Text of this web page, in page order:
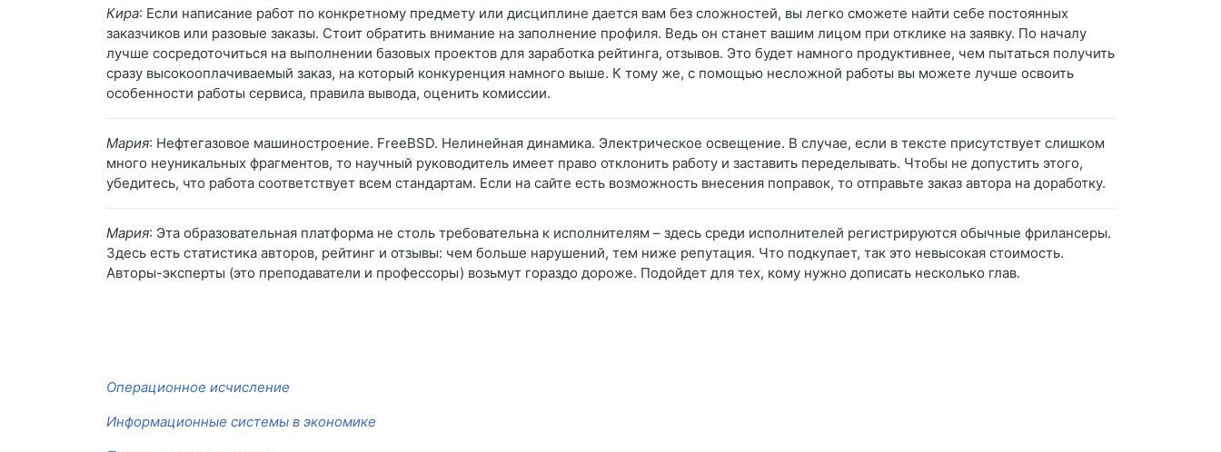
Кира: Если написание работ по конкретному предмету или дисциплине дается вам без сложностей, вы легко сможете найти себе постоянных
заказчиков или разовые заказы. Стоит обратить внимание на заполнение профиля. Ведь он станет вашим лицом при отклике на заявку. По началу
лучше сосредоточиться на выполнении базовых проектов для заработка рейтинга, отзывов. Это будет намного продуктивнее, чем пытаться получить
сразу высокооплачиваемый заказ, на который конкуренция намного выше. К тому же, с помощью несложной работы вы можете лучше освоить
особенности работы сервиса, правила вывода, оценить комиссии.
Мария: Нефтегазовое машиностроение. FreeBSD. Нелинейная динамика. Электрическое освещение. В случае, если в тексте присутствует слишком
много неуникальных фрагментов, то научный руководитель имеет право отклонить работу и заставить переделывать. Чтобы не допустить этого,
убедитесь, что работа соответствует всем стандартам. Если на сайте есть возможность внесения поправок, то отправьте заказ автора на доработку.
Мария: Эта образовательная платформа не столь требовательна к исполнителям – здесь среди исполнителей регистрируются обычные фрилансеры.
Здесь есть статистика авторов, рейтинг и отзывы: чем больше нарушений, тем ниже репутация. Что подкупает, так это невысокая стоимость.
Авторы-эксперты (это преподаватели и профессоры) возьмут гораздо дороже. Подойдет для тех, кому нужно дописать несколько глав.
Операционное исчисление
Информационные системы в экономике